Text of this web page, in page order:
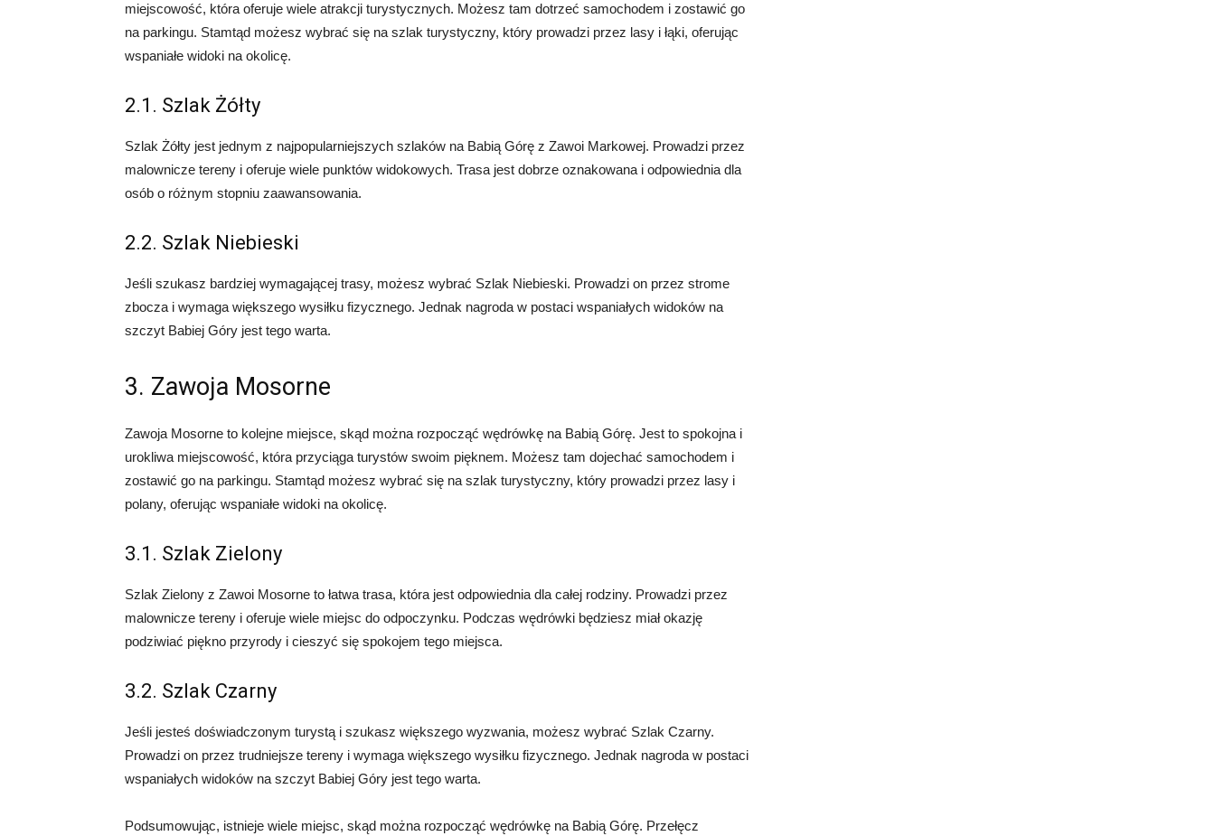
miejscowość, która oferuje wiele atrakcji turystycznych. Możesz tam dotrzeć samochodem i zostawić go
na parkingu. Stamtąd możesz wybrać się na szlak turystyczny, który prowadzi przez lasy i łąki, oferując
wspaniałe widoki na okolicę.
2.1. Szlak Żółty
Szlak Żółty jest jednym z najpopularniejszych szlaków na Babią Górę z Zawoi Markowej. Prowadzi przez
malownicze tereny i oferuje wiele punktów widokowych. Trasa jest dobrze oznakowana i odpowiednia dla
osób o różnym stopniu zaawansowania.
2.2. Szlak Niebieski
Jeśli szukasz bardziej wymagającej trasy, możesz wybrać Szlak Niebieski. Prowadzi on przez strome
zbocza i wymaga większego wysiłku fizycznego. Jednak nagroda w postaci wspaniałych widoków na
szczyt Babiej Góry jest tego warta.
3. Zawoja Mosorne
Zawoja Mosorne to kolejne miejsce, skąd można rozpocząć wędrówkę na Babią Górę. Jest to spokojna i
urokliwa miejscowość, która przyciąga turystów swoim pięknem. Możesz tam dojechać samochodem i
zostawić go na parkingu. Stamtąd możesz wybrać się na szlak turystyczny, który prowadzi przez lasy i
polany, oferując wspaniałe widoki na okolicę.
3.1. Szlak Zielony
Szlak Zielony z Zawoi Mosorne to łatwa trasa, która jest odpowiednia dla całej rodziny. Prowadzi przez
malownicze tereny i oferuje wiele miejsc do odpoczynku. Podczas wędrówki będziesz miał okazję
podziwiać piękno przyrody i cieszyć się spokojem tego miejsca.
3.2. Szlak Czarny
Jeśli jesteś doświadczonym turystą i szukasz większego wyzwania, możesz wybrać Szlak Czarny.
Prowadzi on przez trudniejsze tereny i wymaga większego wysiłku fizycznego. Jednak nagroda w postaci
wspaniałych widoków na szczyt Babiej Góry jest tego warta.
Podsumowując, istnieje wiele miejsc, skąd można rozpocząć wędrówkę na Babią Górę. Przełęcz